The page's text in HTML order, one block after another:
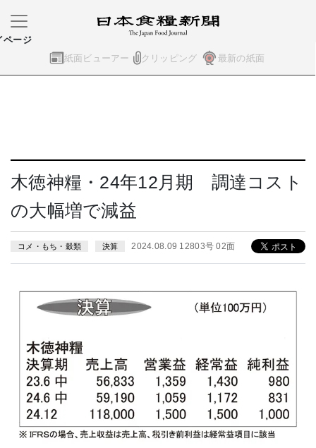
紙面ビューアー クリッピング 最新の紙面
ページ
木徳神糧・24年12月期 調達コスト
の大幅増で減益
コメ・もち・穀類 決算 2024.08.09 12803号 02面